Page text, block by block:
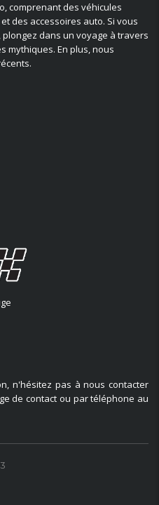
comprenant des véhicules
des accessoires auto. Si vous
dans un voyage à travers
mythiques. En plus, nous
n'hésitez pas à nous contacter
de contact ou par téléphone au